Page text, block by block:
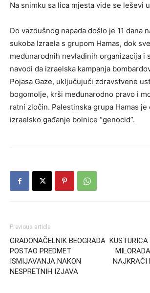
Na snimku sa lica mjesta vide se leševi
Do vazdušnog napada došlo je 11 dana
sukoba Izraela s grupom Hamas, dok
međunarodnih nevladinih organizacija i
navodi da izraelska kampanja
Pojasa Gaze, uključujući zdravstvene
bogomolje, krši međunarodno pravo i
ratni zločin. Palestinska grupa Hamas je
izraelsko gađanje bolnice “genocid”.
Previous article
GRADONAČELNIK BEOGRADA
POSTAO PREDMET
ISMIJAVANJA NAKON
NESPRETNIH IZJAVA
KUSTURICA
NAJKRAĆI